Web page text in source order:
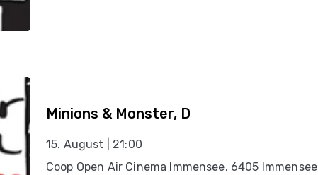
Minions & Monster, D
15. August | 21:00
Coop Open Air Cinema Immensee, 6405 Immensee